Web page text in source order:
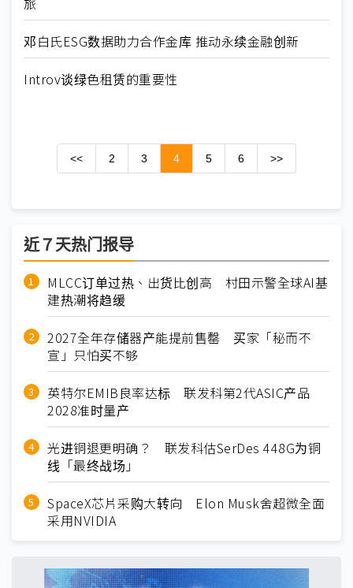
邓白氏ESG数据助力合作金库 推动永续金融创新
Introv谈绿色租赁的重要性
<< 2 3 4 5 6 >>
近７天热门报导
MLCC订单过热、出货比创高 村田示警全球AI基
建热潮将趋缓
2027全年存储器产能提前售罄 买家「秘而不
宣」只怕买不够
英特尔EMIB良率达标 联发科第2代ASIC产品
2028准时量产
光进铜退更明确？ 联发科估SerDes 448G为铜
线「最终战场」
SpaceX芯片采购大转向 Elon Musk舍超微全面
采用NVIDIA